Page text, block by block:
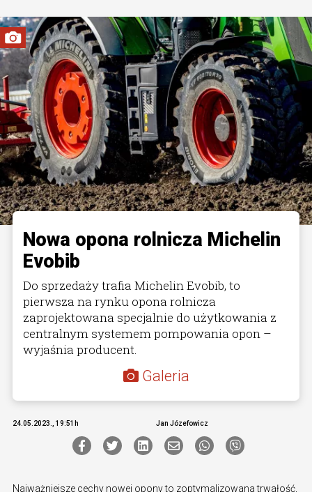
Nowa opona rolnicza Michelin
Evobib
Do sprzedaży trafia Michelin Evobib, to
pierwsza na rynku opona rolnicza
zaprojektowana specjalnie do użytkowania z
centralnym systemem pompowania opon –
wyjaśnia producent.
Galeria
24.05.2023., 19:51h Jan Józefowicz
Najważniejsze cechy nowej opony to zoptymalizowana trwałość,